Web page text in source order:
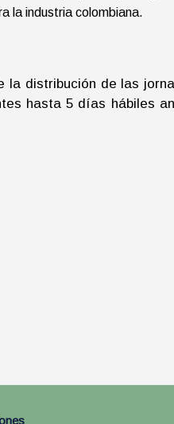
la industria colombiana.
la distribución de las
hasta 5 días hábiles